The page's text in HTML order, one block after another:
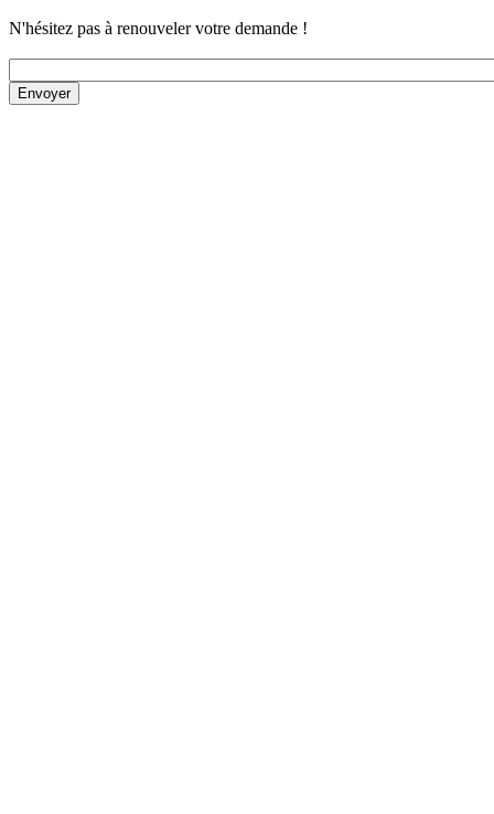
N'hésitez pas à renouveler votre demande !